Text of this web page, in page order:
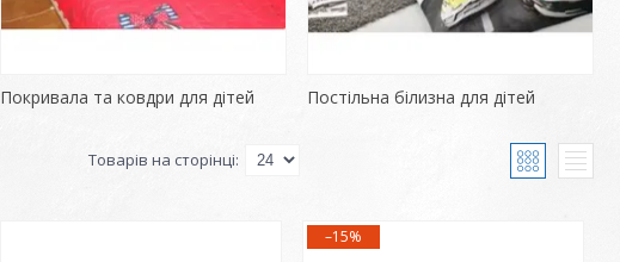
Покривала та ковдри для дітей Постільна білизна для дітей
–15%